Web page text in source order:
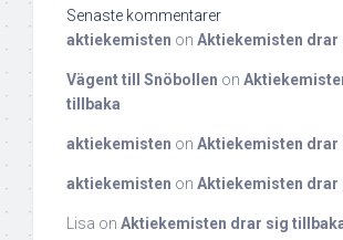
Senaste kommentarer
aktiekemisten on Aktiekemisten drar
Vägent till Snöbollen on
tillbaka
aktiekemisten on Aktiekemisten drar
aktiekemisten on Aktiekemisten drar
Lisa on Aktiekemisten drar sig